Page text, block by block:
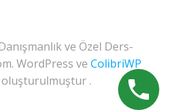
ve Özel Ders-
WordPress ve ColibriWP
oluşturulmuştur .